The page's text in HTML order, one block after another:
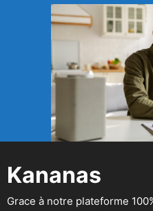
Kananas
Grace à notre plateforme